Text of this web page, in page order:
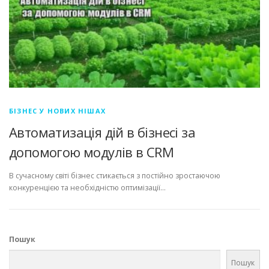
БІЗНЕС У НОВИХ НІШАХ
Автоматизація дій в бізнесі за
допомогою модулів в CRM
В сучасному світі бізнес стикається з постійно зростаючою
конкуренцією та необхідністю оптимізації…
Пошук
Пошук